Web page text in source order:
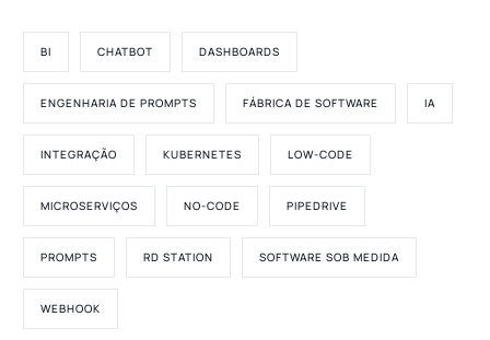
BI CHATBOT DASHBOARDS
ENGENHARIA DE PROMPTS FÁBRICA DE SOFTWARE IA
INTEGRAÇÃO KUBERNETES LOW-CODE
MICROSERVIÇOS NO-CODE PIPEDRIVE
PROMPTS RD STATION SOFTWARE SOB MEDIDA
WEBHOOK